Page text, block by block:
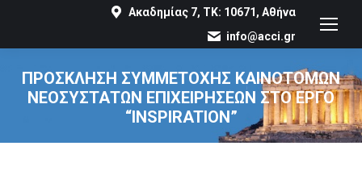
Ακαδημίας 7, ΤΚ: 10671, Αθήνα
info@acci.gr
ΠΡΟΣΚΛΗΣΗ ΣΥΜΜΕΤΟΧΗΣ ΚΑΙΝΟΤΟΜΩΝ
ΝΕΟΣΥΣΤΑΤΩΝ ΕΠΙΧΕΙΡΗΣΕΩΝ ΣΤΟ ΕΡΓΟ
“INSPIRATION”
You are here: